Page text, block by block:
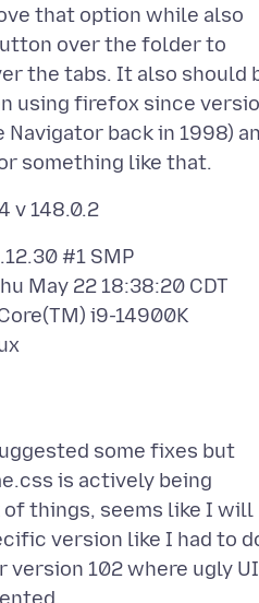
that option while also
over the folder to
the tabs. It also should
using firefox since
Navigator back in 1998)
#1 SMP
May 22 18:38:20 CDT
i9-14900K
some fixes but
is actively being
things, seems like I will
version like I had to
102 where ugly UI